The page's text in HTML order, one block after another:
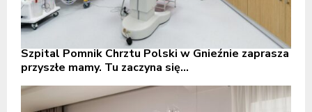
Szpital Pomnik Chrztu Polski w Gnieźnie zaprasza
przyszłe mamy. Tu zaczyna się...